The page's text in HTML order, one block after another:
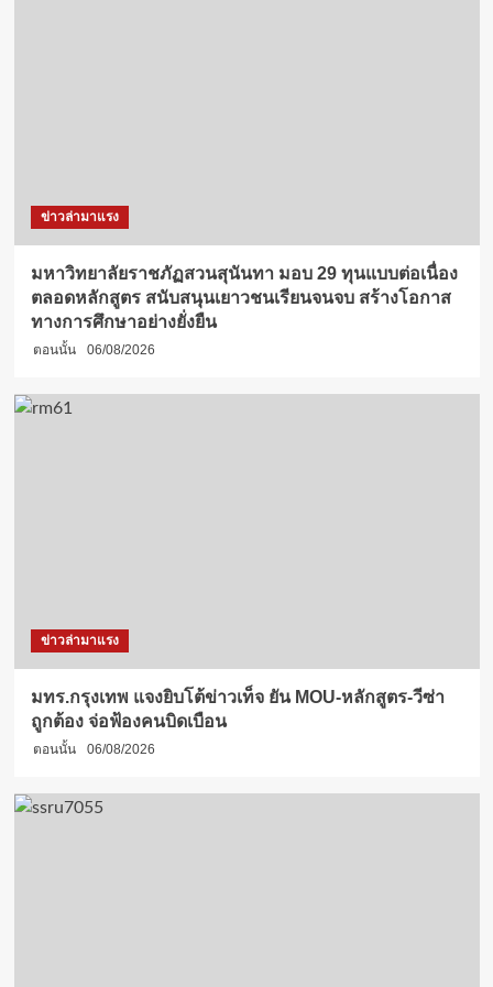
ข่าวล่ามาแรง
มหาวิทยาลัยราชภัฏสวนสุนันทา มอบ 29 ทุนแบบต่อเนื่อง
ตลอดหลักสูตร สนับสนุนเยาวชนเรียนจนจบ สร้างโอกาส
ทางการศึกษาอย่างยั่งยืน
ตอนนั้น 06/08/2026
ข่าวล่ามาแรง
มทร.กรุงเทพ แจงยิบโต้ข่าวเท็จ ยัน MOU-หลักสูตร-วีซ่า
ถูกต้อง จ่อฟ้องคนบิดเบือน
ตอนนั้น 06/08/2026